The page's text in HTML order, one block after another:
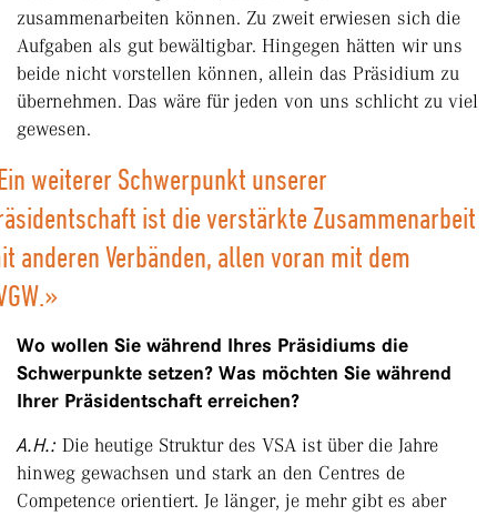
zusammenarbeiten können. Zu zweit erwiesen sich die
Aufgaben als gut bewältigbar. Hingegen hätten wir uns
beide nicht vorstellen können, allein das Präsidium zu
übernehmen. Das wäre für jeden von uns schlicht zu viel
gewesen.
weiterer Schwerpunkt unserer
ist die verstärkte Zusammenarbeit
anderen Verbänden, allen voran mit dem
Wo wollen Sie während Ihres Präsidiums die
Schwerpunkte setzen? Was möchten Sie während
Ihrer Präsidentschaft erreichen?
A.H.: Die heutige Struktur des VSA ist über die Jahre
hinweg gewachsen und stark an den Centres de
Competence orientiert. Je länger, je mehr gibt es aber